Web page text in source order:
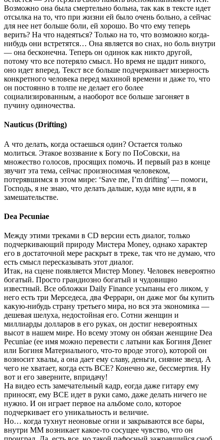
Возможно она была смертельно больна, так как в тексте идет
отсылка на то, что при жизни ей было очень больно, а сейчас
для нее нет больше боли, ей хорошо. Во что ему теперь
верить? На что надеяться? Только на то, что возможно когда-
нибудь они встретятся… Она является во снах, но боль внутри
— она бесконечна. Теперь он одинок как никто другой,
потому что все потеряло смысл. Но время не щадит никого,
оно идет вперед. Текст все больше подчеркивает мизерность
конкретного человека перед махиной времени и даже то, что
он постоянно в толпе не делает его более
социализированным, а наоборот все больше загоняет в
пучину одиночества.
Nauticus (Drifting)
А что делать, когда остаешься один? Остается только
молиться. Этакое воззвание к Богу по ПоСовски, на
множество голосов, просящих помочь. И первый раз в конце
звучит эта тема, сейчас произносимая человеком,
потерявшимся в этом мире: ‘Save me, I’m drifting’ — помоги,
Господь, я не знаю, что делать дальше, куда мне идти, я в
замешательстве.
Dea Pecuniae
Между этими треками в CD версии есть диалог, только
подчеркивающий природу Мистера Money, однако характер
его в достаточной мере раскрыт в треке, так что не думаю, что
есть смысл пересказывать этот диалог.
Итак, на сцене появляется Мистер Money. Человек невероятно
богатый. Просто грандиозно богатый и чудовищно
известный. Все обложки Daily Finance усыпаны его ликом, у
него есть три Мерседеса, два Феррари, он даже мог бы купить
какую-нибудь страну третьего мира, но вся эта экономика —
дешевая шелуха, недостойная его. Сотни женщин и
миллиарды долларов в его руках, он достиг невероятных
высот в нашем мире. Но всему этому он обязан женщине Dea
Pecuniae (ее имя можно перевести с латыни как Богиня Денег
или Богиня Материального, что-то вроде этого), которой он
возносит хвалы, а она дает ему славу, деньги, сияние звезд. А
чего не хватает, когда есть ВСЕ? Конечно же, бессмертия. Ну
вот и его заверните, впридачу!
На видео есть замечательный кадр, еогда даже гитару ему
приносят, ему ВСЕ идет в руки само, даже делать ничего не
нужно. И он играет первое на альбоме соло, которое
подчеркивает его уникальность и величие.
Но… когда тухнут неоновые огни и закрываются все бары,
внутри ММ возникает какое-то сосущее чувство, что он